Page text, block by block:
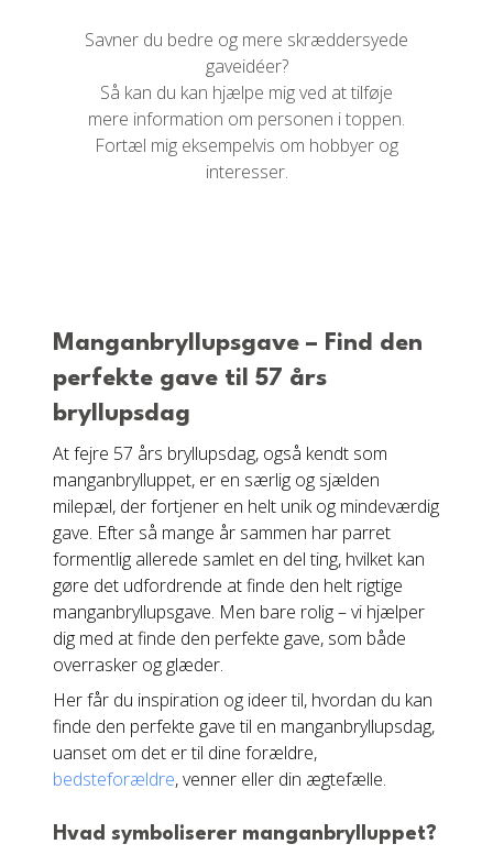
Savner du bedre og mere skræddersyede
gaveidéer?
Så kan du kan hjælpe mig ved at tilføje
mere information om personen i toppen.
Fortæl mig eksempelvis om hobbyer og
interesser.
Manganbryllupsgave – Find den
perfekte gave til 57 års
bryllupsdag
At fejre 57 års bryllupsdag, også kendt som
manganbrylluppet, er en særlig og sjælden
milepæl, der fortjener en helt unik og mindeværdig
gave. Efter så mange år sammen har parret
formentlig allerede samlet en del ting, hvilket kan
gøre det udfordrende at finde den helt rigtige
manganbryllupsgave. Men bare rolig – vi hjælper
dig med at finde den perfekte gave, som både
overrasker og glæder.
Her får du inspiration og ideer til, hvordan du kan
finde den perfekte gave til en manganbryllupsdag,
uanset om det er til dine forældre,
bedsteforældre, venner eller din ægtefælle.
Hvad symboliserer manganbrylluppet?